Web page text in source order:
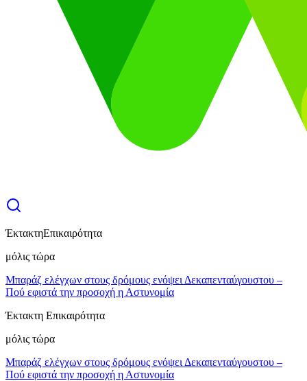
ΈκτακτηΕπικαιρότητα
μόλις τώρα
Μπαράζ ελέγχων στους δρόμους ενόψει Δεκαπενταύγουστου –
Πού εφιστά την προσοχή η Αστυνομία
Έκτακτη Επικαιρότητα
μόλις τώρα
Μπαράζ ελέγχων στους δρόμους ενόψει Δεκαπενταύγουστου –
Πού εφιστά την προσοχή η Αστυνομία